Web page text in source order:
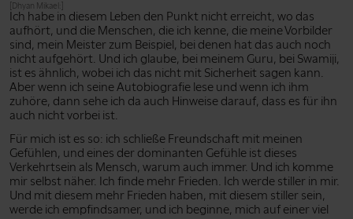
[Dhyan Mikael:]
Ich habe in diesem Leben den Punkt nicht erreicht, wo das
aufhört, und die Menschen, die ich kenne, die meine Vorbilder
sind, mein Meister zum Beispiel, bei denen hat das auch noch
nicht aufgehört. Und ich glaube, bei meinem Guru, bei Swamiji,
ist es ähnlich, wobei ich das nicht mit Sicherheit sagen kann.
Aber wenn ich seine Autobiografie lese und wenn ich ihm
zuhöre, dann sehe ich da auch Hinweise darauf, dass es für ihn
auch nicht vorbei ist.
Für mich ist es so: ich schließe Freundschaft mit meinen
Gefühlen, und eines der dominanten Gefühle ist dieses
Verkehrtsein als Mensch, warum auch immer. Und ich komme
mir selbst näher. Ich finde mehr Frieden. Ich werde stiller in mir.
Und mit diesem mehr Frieden haben, mit diesem stiller sein,
werde ich empfindsamer, und ich beginne, mich auf einer viel